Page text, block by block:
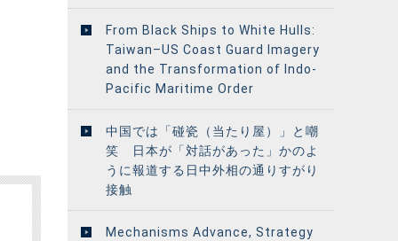
From Black Ships to White Hulls:
Taiwan–US Coast Guard Imagery
and the Transformation of Indo-
Pacific Maritime Order
中国では「碰瓷（当たり屋）」と嘲
笑 日本が「対話があった」かのよ
うに報道する日中外相の通りすがり
接触
Mechanisms Advance, Strategy